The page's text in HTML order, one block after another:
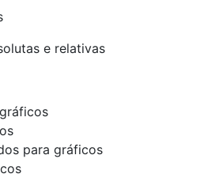
e relativas
para gráficos